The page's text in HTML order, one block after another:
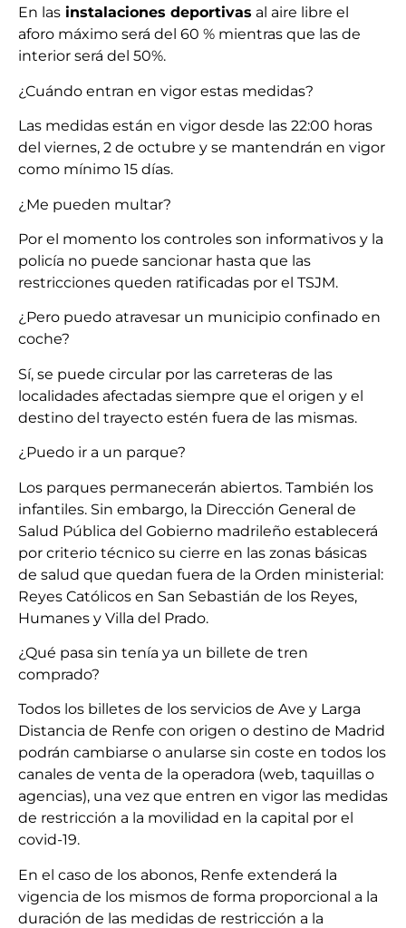
En las instalaciones deportivas al aire libre el
aforo máximo será del 60 % mientras que las de
interior será del 50%.
¿Cuándo entran en vigor estas medidas?
Las medidas están en vigor desde las 22:00 horas
del viernes, 2 de octubre y se mantendrán en vigor
como mínimo 15 días.
¿Me pueden multar?
Por el momento los controles son informativos y la
policía no puede sancionar hasta que las
restricciones queden ratificadas por el TSJM.
¿Pero puedo atravesar un municipio confinado en
coche?
Sí, se puede circular por las carreteras de las
localidades afectadas siempre que el origen y el
destino del trayecto estén fuera de las mismas.
¿Puedo ir a un parque?
Los parques permanecerán abiertos. También los
infantiles. Sin embargo, la Dirección General de
Salud Pública del Gobierno madrileño establecerá
por criterio técnico su cierre en las zonas básicas
de salud que quedan fuera de la Orden ministerial:
Reyes Católicos en San Sebastián de los Reyes,
Humanes y Villa del Prado.
¿Qué pasa sin tenía ya un billete de tren
comprado?
Todos los billetes de los servicios de Ave y Larga
Distancia de Renfe con origen o destino de Madrid
podrán cambiarse o anularse sin coste en todos los
canales de venta de la operadora (web, taquillas o
agencias), una vez que entren en vigor las medidas
de restricción a la movilidad en la capital por el
covid-19.
En el caso de los abonos, Renfe extenderá la
vigencia de los mismos de forma proporcional a la
duración de las medidas de restricción a la